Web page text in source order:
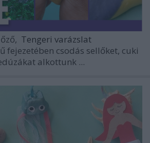
Tengeri varázslat
fejezetében csodás sellőket, cuki
alkottunk ...